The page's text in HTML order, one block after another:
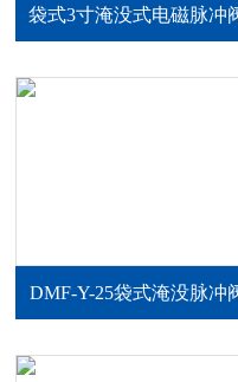
袋式3寸淹没式电磁脉冲
DMF-Y-25袋式淹没脉冲